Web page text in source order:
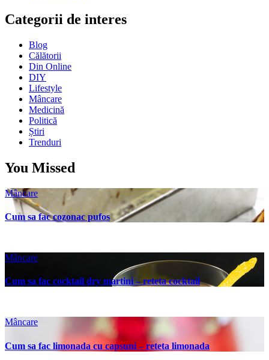
Categorii de interes
Blog
Călătorii
Din Online
DIY
Lifestyle
Mâncare
Medicină
Politică
Știri
Trenduri
You Missed
Mâncare
Cum sa fac cozonac pufos
Mâncare
Cum sa fac cocktail dry martini – reteta cocktail
Mâncare
Cum sa fac limonada cu capsuni – reteta limonada